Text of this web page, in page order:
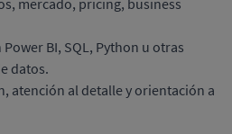
mercado, pricing, business
BI, SQL, Python u otras
datos.
atención al detalle y orientación a